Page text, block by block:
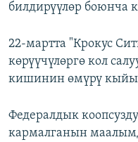
билдирүүлөр боюнча
22-мартта "Крокус
көрүүчүлөргө кол
кишинин өмүрү
Федералдык
кармалганын